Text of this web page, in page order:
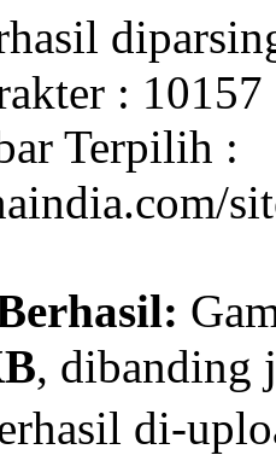
: 10157
Terpilih :
, dibanding
di-